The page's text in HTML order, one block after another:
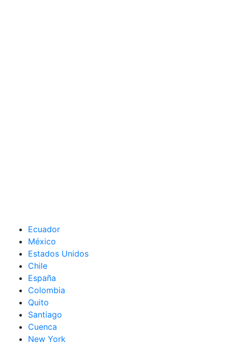
Ecuador
México
Estados Unidos
Chile
España
Colombia
Quito
Santiago
Cuenca
New York